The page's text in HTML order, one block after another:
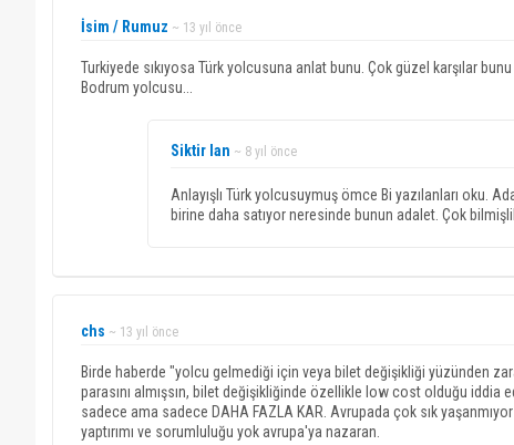
İsim / Rumuz ~ 13 yıl önce
Turkiyede sıkıyosa Türk yolcusuna anlat bunu. Çok güzel karşılar
Bodrum yolcusu...
Siktir lan ~ 8 yıl önce
Anlayışlı Türk yolcusuymuş ömce Bi yazılanları oku.
birine daha satıyor neresinde bunun adalet. Çok
chs ~ 13 yıl önce
Birde haberde "yolcu gelmediği için veya bilet değişikliği yüzünden
parasını almışsın, bilet değişikliğinde özellikle low cost olduğu iddia
sadece ama sadece DAHA FAZLA KAR. Avrupada çok sık
yaptırımı ve sorumluluğu yok avrupa'ya nazaran.